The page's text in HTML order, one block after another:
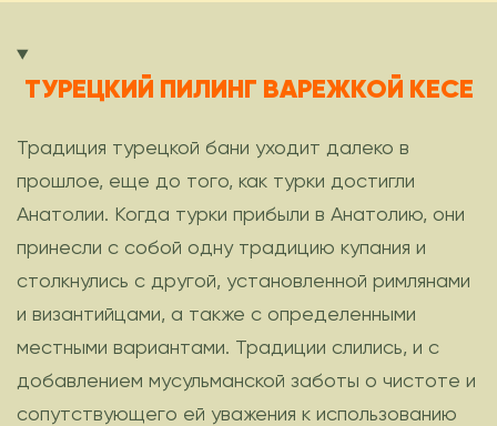
ТУРЕЦКИЙ ПИЛИНГ ВАРЕЖКОЙ КЕСЕ
Традиция турецкой бани уходит далеко в
прошлое, еще до того, как турки достигли
Анатолии. Когда турки прибыли в Анатолию, они
принесли с собой одну традицию купания и
столкнулись с другой, установленной римлянами
и византийцами, а также с определенными
местными вариантами. Традиции слились, и с
добавлением мусульманской заботы о чистоте и
сопутствующего ей уважения к использованию